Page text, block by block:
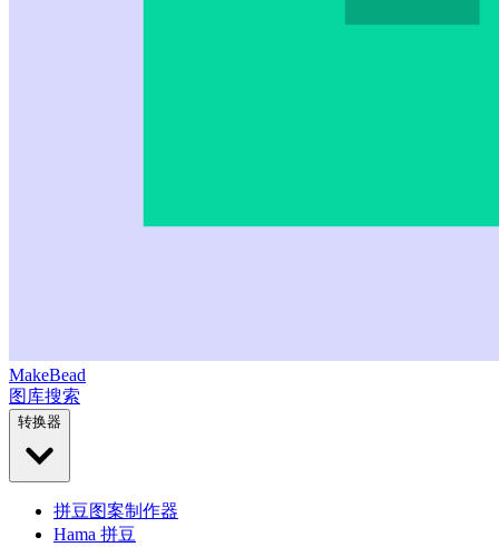
MakeBead
图库搜索
转换器
拼豆图案制作器
Hama 拼豆